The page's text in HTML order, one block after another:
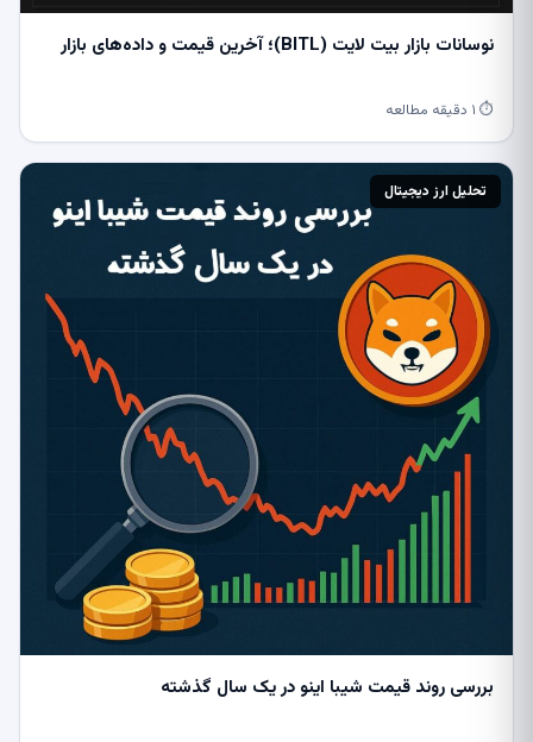
نوسانات بازار بیت ‌لایت (BITL)؛ آخرین قیمت و داده‌های بازار
تحلیل ارز دیجیتال
بررسی روند قیمت شیبا اینو در یک سال گذشته